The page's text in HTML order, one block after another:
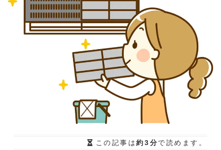
この記事は約3分で読めます。